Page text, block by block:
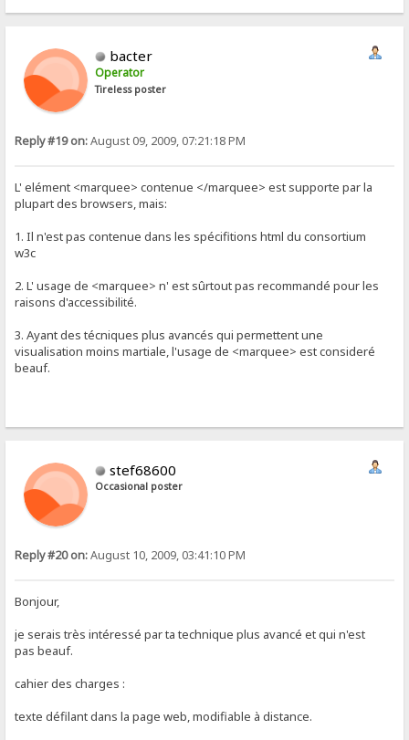
bacter
Operator
Tireless poster
Reply #19 on:August 09, 2009, 07:21:18 PM
L' elément <marquee> contenue </marquee> est supporte par la
plupart des browsers, mais:
1. Il n'est pas contenue dans les spécifitions html du consortium
w3c
2. L' usage de <marquee> n' est sûrtout pas recommandé pour les
raisons d'accessibilité.
3. Ayant des técniques plus avancés qui permettent une
visualisation moins martiale, l'usage de <marquee> est consideré
beauf.
stef68600
Occasional poster
Reply #20 on:August 10, 2009, 03:41:10 PM
Bonjour,
je serais très intéressé par ta technique plus avancé et qui n'est
pas beauf.
cahier des charges :
texte défilant dans la page web, modifiable à distance.